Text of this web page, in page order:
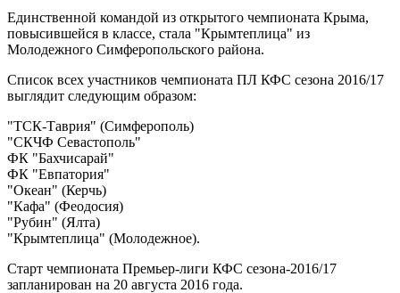
Единственной командой из открытого чемпионата Крыма,
повысившейся в классе, стала "Крымтеплица" из
Молодежного Симферопольского района.
Список всех участников чемпионата ПЛ КФС сезона 2016/17
выглядит следующим образом:
"ТСК-Таврия" (Симферополь)
"СКЧФ Севастополь"
ФК "Бахчисарай"
ФК "Евпатория"
"Океан" (Керчь)
"Кафа" (Феодосия)
"Рубин" (Ялта)
"Крымтеплица" (Молодежное).
Старт чемпионата Премьер-лиги КФС сезона-2016/17
запланирован на 20 августа 2016 года.